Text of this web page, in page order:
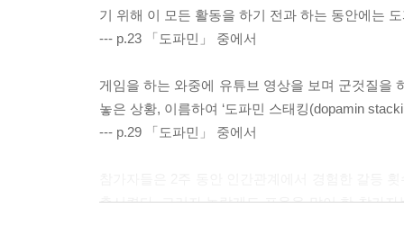
기 위해 이 모든 활동을 하기 전과 하는 동안에는
--- p.23 「도파민」 중에서
게임을 하는 와중에 유튜브 영상을 보며 군것질을
놓은 상황, 이름하여 ‘도파민 스태킹(dopamin
--- p.29 「도파민」 중에서
출시켰다. 그러자 놀랍게도 포옹을 많이 한 참가